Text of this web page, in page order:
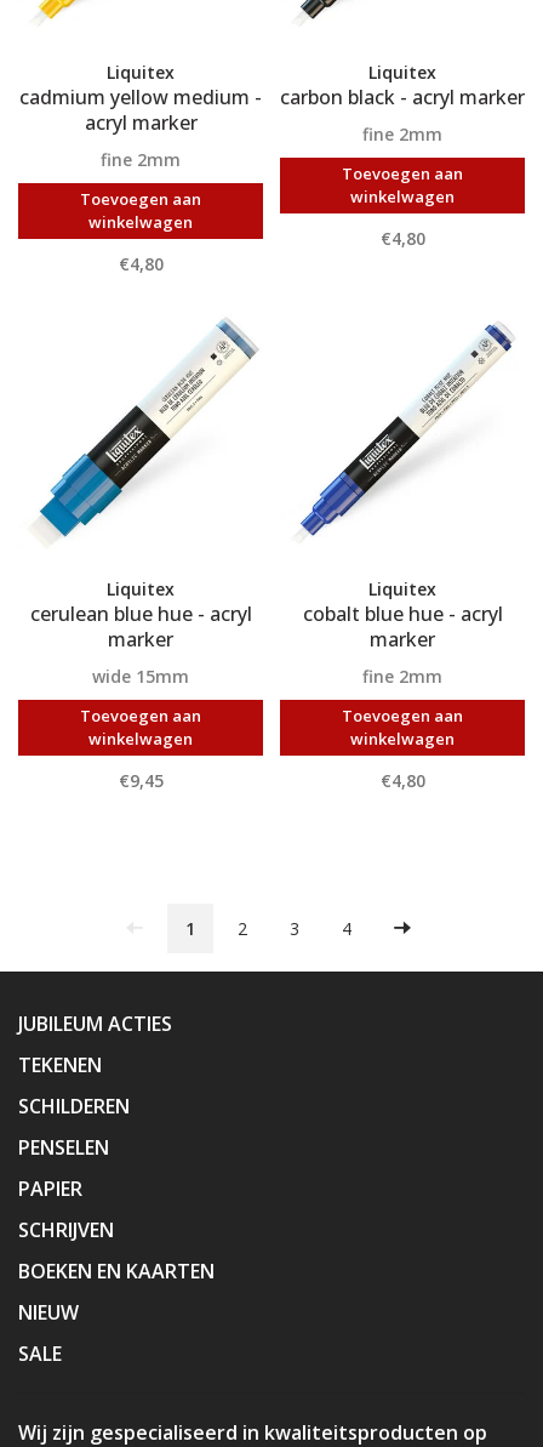
Liquitex
cadmium yellow medium -
acryl marker
fine 2mm
Toevoegen aan
winkelwagen
€4,80
Liquitex
carbon black - acryl marker
fine 2mm
Toevoegen aan
winkelwagen
€4,80
Liquitex
cerulean blue hue - acryl
marker
wide 15mm
Toevoegen aan
winkelwagen
€9,45
Liquitex
cobalt blue hue - acryl
marker
fine 2mm
Toevoegen aan
winkelwagen
€4,80
1 2 3 4
JUBILEUM ACTIES
TEKENEN
SCHILDEREN
PENSELEN
PAPIER
SCHRIJVEN
BOEKEN EN KAARTEN
NIEUW
SALE
Wij zijn gespecialiseerd in kwaliteitsproducten op